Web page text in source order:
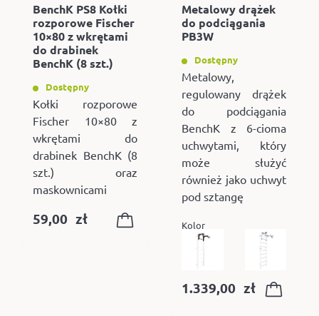
BenchK PS8 Kołki
rozporowe Fischer
10×80 z wkrętami
do drabinek
BenchK (8 szt.)
Dostępny
Kołki rozporowe
Fischer 10×80 z
wkrętami do
drabinek BenchK (8
szt.) oraz
maskownicami
59,00 zł
Metalowy drążek
do podciągania
PB3W
Dostępny
Metalowy,
regulowany drążek
do podciągania
BenchK z 6-cioma
uchwytami, który
może służyć
również jako uchwyt
pod sztangę
Kolor
1.339,00 zł